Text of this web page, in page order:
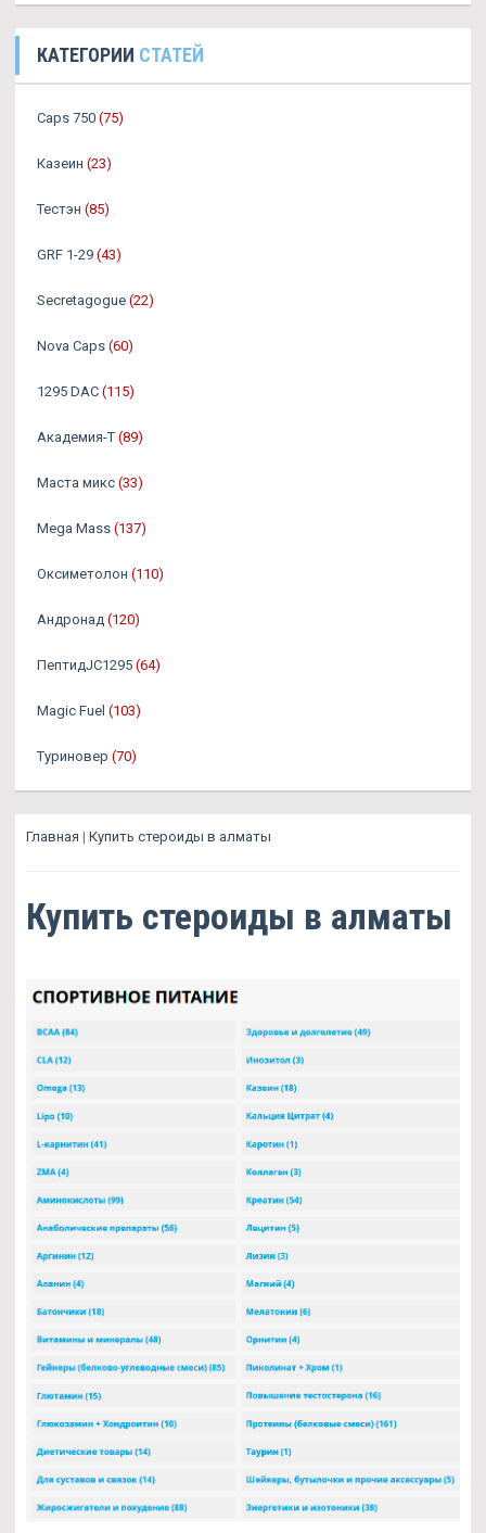
КАТЕГОРИИ СТАТЕЙ
Caps 750 (75)
Казеин (23)
Тестэн (85)
GRF 1-29 (43)
Secretagogue (22)
Nova Caps (60)
1295 DAC (115)
Академия-Т (89)
Маста микс (33)
Mega Mass (137)
Оксиметолон (110)
Андронад (120)
ПептидJC1295 (64)
Magic Fuel (103)
Туриновер (70)
Главная | Купить стероиды в алматы
Купить стероиды в алматы